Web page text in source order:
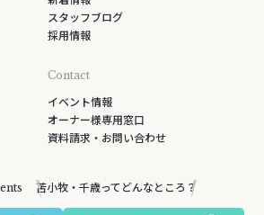
スタッフブログ
採用情報
Contact
イベント情報
オーナー様専用窓口
資料請求・お問い合わせ
苫小牧・千歳ってどんなところ？